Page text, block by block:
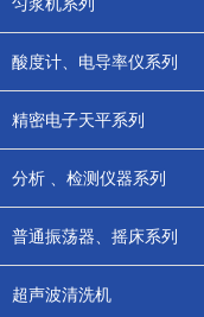
酸度计、电导率仪系列
精密电子天平系列
分析 、检测仪器系列
普通振荡器、摇床系列
超声波清洗机